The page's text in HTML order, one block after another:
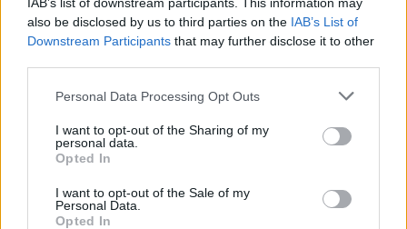
also be disclosed by us to third parties on the IAB’s List of
Downstream Participants that may further disclose it to other
Please note that this website/app uses one or more Google
not limited to your visit or usage behaviour. You may click to
grant or deny consent to Google and its third-party tags to
use your data for below specified purposes in below Google
consent section.
Personal Data Processing Opt Outs
I want to opt-out of the Sharing of my
personal data.
Opted In
I want to opt-out of the Sale of my
Personal Data.
Opted In
nostro laboratorio di assistenza.
Reso facile e gratuitoentro 28 giorni.
Spedizione gratuitaper ordini superiori a 150 euro.
all'acquisto.